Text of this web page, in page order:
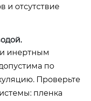
и отсутствие
инертным
по
Проверьте
пленка